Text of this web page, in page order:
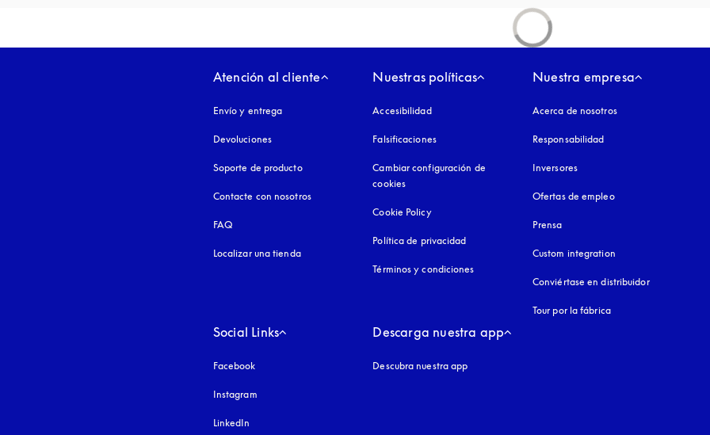
Atención al cliente
Envío y entrega
Devoluciones
Soporte de producto
Contacte con nosotros
FAQ
Localizar una tienda
Nuestras políticas
Accesibilidadapertura en una pestaña nueva
Falsificacionesapertura en una pestaña nueva
Cambiar configuración de
cookies
Cookie Policyapertura en una pestaña nueva
Política de privacidad
Términos y condiciones
Nuestra empresa
Acerca de nosotros
Responsabilidad
Inversores
Ofertas de empleo
Prensa
Custom integration
Conviértase en distribuidor
Tour por la fábrica
Social Links
Facebook
Instagram
LinkedIn
Descarga nuestra app
Descubra nuestra app